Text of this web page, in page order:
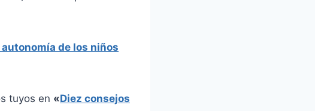
de los niños
tuyos en «Diez consejos